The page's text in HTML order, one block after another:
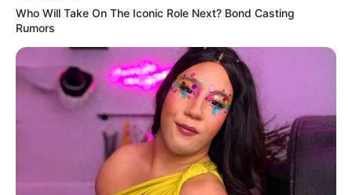
Who Will Take On The Iconic Role Next? Bond Casting
Rumors